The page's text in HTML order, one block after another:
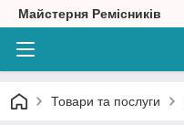
Майстерня Ремісників
Товари та послуги